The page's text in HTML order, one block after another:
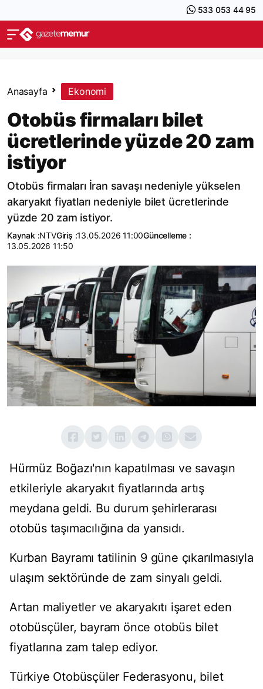
533 053 44 95
Anasayfa Ekonomi
Otobüs firmaları bilet
ücretlerinde yüzde 20 zam
istiyor
Otobüs firmaları İran savaşı nedeniyle yükselen
akaryakıt fiyatları nedeniyle bilet ücretlerinde
yüzde 20 zam istiyor.
Kaynak :NTVGiriş :13.05.2026 11:00Güncelleme :
13.05.2026 11:50
Hürmüz Boğazı'nın kapatılması ve savaşın
etkileriyle akaryakıt fiyatlarında artış
meydana geldi. Bu durum şehirlerarası
otobüs taşımacılığına da yansıdı.
Kurban Bayramı tatilinin 9 güne çıkarılmasıyla
ulaşım sektöründe de zam sinyalı geldi.
Artan maliyetler ve akaryakıtı işaret eden
otobüsçüler, bayram önce otobüs bilet
fiyatlarına zam talep ediyor.
Türkiye Otobüsçüler Federasyonu, bilet